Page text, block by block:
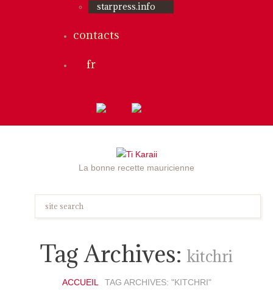
starpress.info
contacts
fr
La bonne recette mauricienne
Tag Archives: kitchri
ACCUEIL TAG ARCHIVES: "KITCHRI"